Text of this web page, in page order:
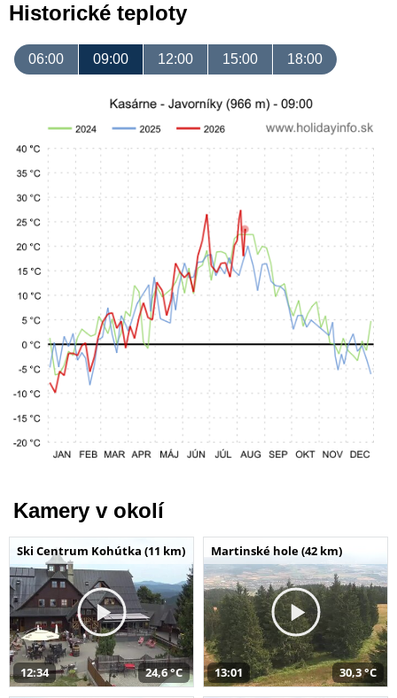
Historické teploty
06:00 09:00 12:00 15:00 18:00
Kamery v okolí
Ski Centrum Kohútka (11 km)
12:34 24,6 °C
Martinské hole (42 km)
13:01 30,3 °C